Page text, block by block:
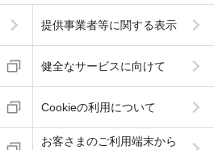
提供事業者等に関する表示
健全なサービスに向けて
Cookieの利用について
お客さまのご利用端末から